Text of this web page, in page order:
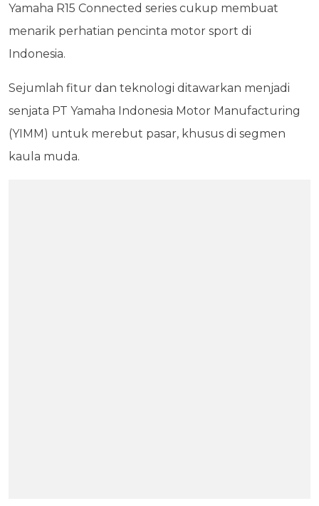
Yamaha R15 Connected series cukup membuat
menarik perhatian pencinta motor sport di
Indonesia.
Sejumlah fitur dan teknologi ditawarkan menjadi
senjata PT Yamaha Indonesia Motor Manufacturing
(YIMM) untuk merebut pasar, khusus di segmen
kaula muda.